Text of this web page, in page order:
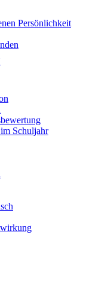
Persönlichkeit
Schuljahr